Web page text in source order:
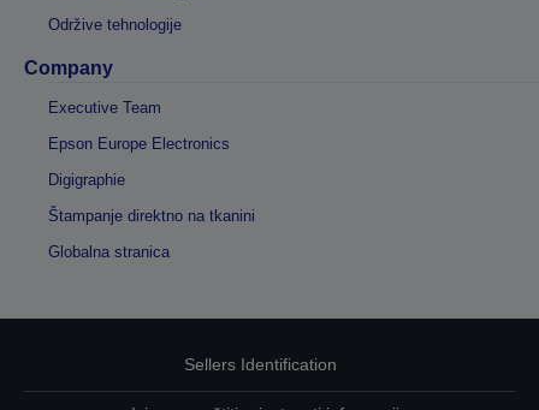
Održive tehnologije
Company
Executive Team
Epson Europe Electronics
Digigraphie
Štampanje direktno na tkanini
Globalna stranica
Sellers Identification